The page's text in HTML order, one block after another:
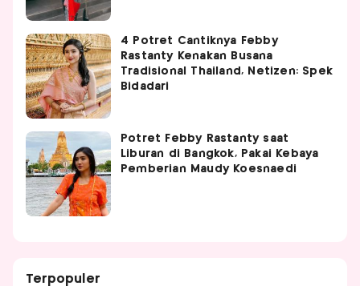
4 Potret Cantiknya Febby
Rastanty Kenakan Busana
Tradisional Thailand, Netizen: Spek
Bidadari
Potret Febby Rastanty saat
Liburan di Bangkok, Pakai Kebaya
Pemberian Maudy Koesnaedi
Terpopuler